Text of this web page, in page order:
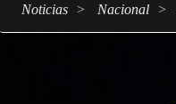
Noticias Nacional